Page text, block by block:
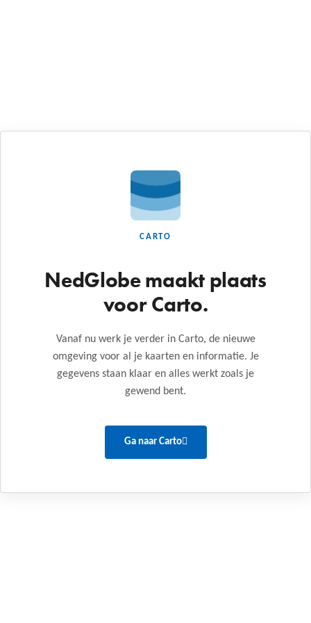
CARTO
NedGlobe maakt plaats
voor Carto.
Vanaf nu werk je verder in Carto, de nieuwe
omgeving voor al je kaarten en informatie. Je
gegevens staan klaar en alles werkt zoals je
gewend bent.
Ga naar Carto